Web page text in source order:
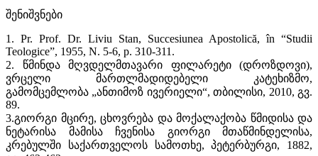
შენიშვნები
1. Pr. Prof. Dr. Liviu Stan, Succesiunea Apostolică, în “Studii
Teologice”, 1955, N. 5-6, p. 310-311.
2. წმინდა მღვდელმთავარი ფილარეტი (დროზდოვი),
ვრცელი მართლმადიდებელი კატეხიზმო,
გამომცემლობა „ანთიმოზ ივერიელი“, თბილისი, 2010, გვ.
89.
3.გიორგი მცირე, ცხოვრება და მოქალაქობა წმიდისა და
ნეტარისა მამისა ჩვენისა გიორგი მთაწმინდელისა,
კრებულში საქართველოს სამოთხე, პეტერბურგი, 1882,